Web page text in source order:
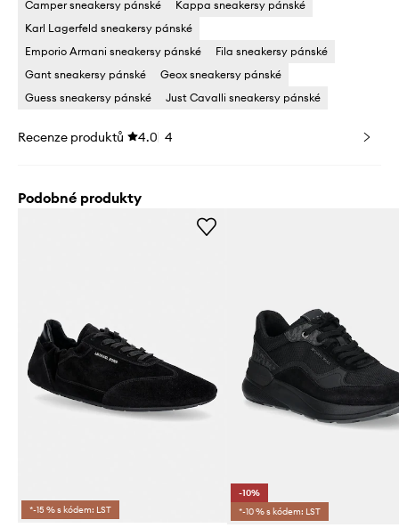
Camper sneakersy pánské
Kappa sneakersy pánské
Karl Lagerfeld sneakersy pánské
Emporio Armani sneakersy pánské
Fila sneakersy pánské
Gant sneakersy pánské
Geox sneakersy pánské
Guess sneakersy pánské
Just Cavalli sneakersy pánské
Recenze produktů 4.0 4
Podobné produkty
*-15 % s kódem: LST
-10%
*-10 % s kódem: LST